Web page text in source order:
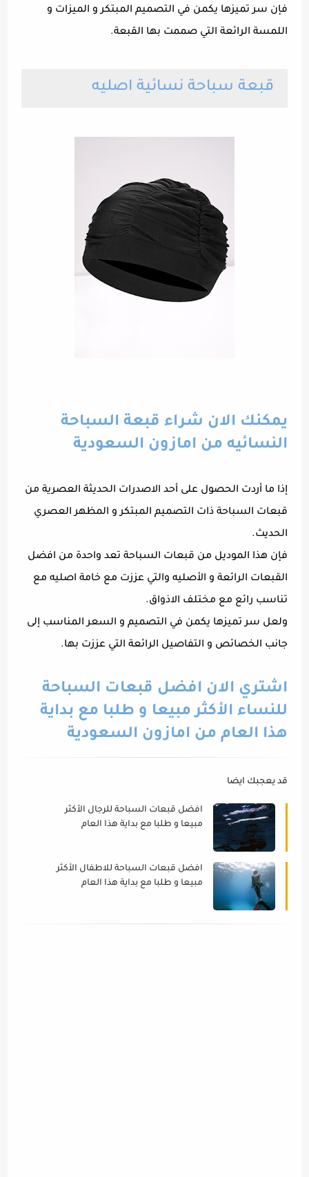
فإن سر تميزها يكمن في التصميم المبتكر و الميزات و
اللمسة الرائعة التي صممت بها القبعة.
قبعة سباحة نسائية اصليه
يمكنك الان شراء قبعة السباحة
النسائيه من امازون السعودية
إذا ما أردت الحصول على أحد الاصدرات الحديثة العصرية من
قبعات السباحة ذات التصميم المبتكر و المظهر العصري
الحديث.
فإن هذا الموديل من قبعات السباحة تعد واحدة من افضل
القبعات الرائعة و الأصليه والتي عززت مع خامة اصليه مع
تناسب رائع مع مختلف الاذواق.
ولعل سر تميزها يكمن في التصميم و السعر المناسب إلى
جانب الخصائص و التفاصيل الرائعة التي عززت بها.
اشتري الان افضل قبعات السباحة
للنساء الأكثر مبيعا و طلبا مع بداية
هذا العام من امازون السعودية
قد يعجبك ايضا
افضل قبعات السباحة للرجال الأكثر
مبيعا و طلبا مع بداية هذا العام
افضل قبعات السباحة للاطفال الأكثر
مبيعا و طلبا مع بداية هذا العام